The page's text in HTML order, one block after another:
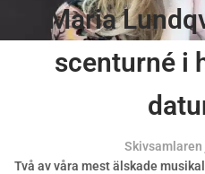
Maria
scenturné i
Skivsamlaren
Två av våra mest älskade